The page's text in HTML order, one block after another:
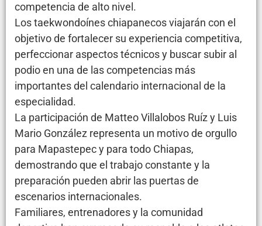
competencia de alto nivel.
Los taekwondoínes chiapanecos viajarán con el
objetivo de fortalecer su experiencia competitiva,
perfeccionar aspectos técnicos y buscar subir al
podio en una de las competencias más
importantes del calendario internacional de la
especialidad.
La participación de Matteo Villalobos Ruíz y Luis
Mario González representa un motivo de orgullo
para Mapastepec y para todo Chiapas,
demostrando que el trabajo constante y la
preparación pueden abrir las puertas de
escenarios internacionales.
Familiares, entrenadores y la comunidad